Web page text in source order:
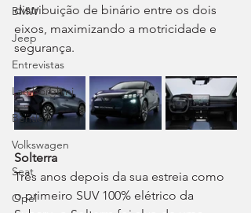
BMW
Jeep
Entrevistas
Lamborghini
Bentley
Volkswagen
Seat
Opel
distribuição de binário entre os dois
eixos, maximizando a motricidade e
segurança.
Solterra
Três anos depois da sua estreia como
o primeiro SUV 100% elétrico da